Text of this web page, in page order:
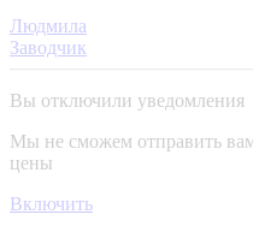
Людмила
Заводчик
Вы отключили уведомления
Мы не сможем отправить
цены
Включить